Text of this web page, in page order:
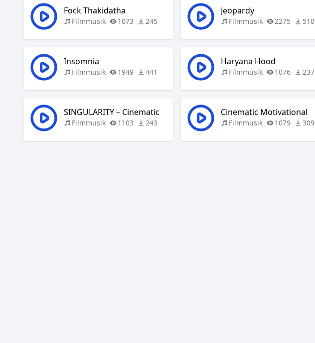
Fock Thakidatha
Filmmusik 1073 245
Jeopardy
Filmmusik 2275 510
Insomnia
Filmmusik 1949 441
Haryana Hood
Filmmusik 1076 237
SINGULARITY – Cinematic
Filmmusik 1103 243
Cinematic Motivational
Filmmusik 1079 309